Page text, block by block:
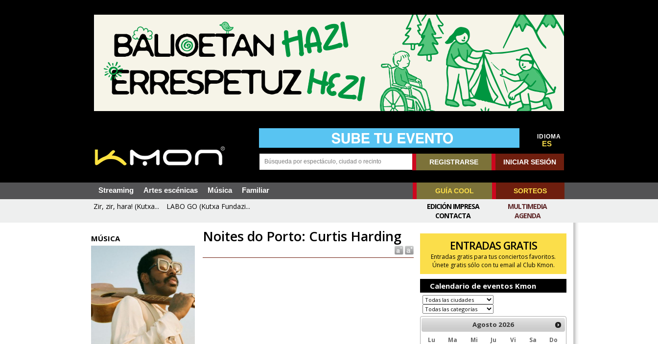
IDIOMA
ES
REGISTRARSE INICIAR SESIÓN
Streaming Artes escénicas Música Familiar GUÍA COOL SORTEOS
Zir, zir, hara! (Kutxa... LABO GO (Kutxa Fundazi...
MULTIMEDIA
AGENDA
EDICIÓN IMPRESA
CONTACTA
MÚSICA Noites do Porto: Curtis Harding
ENTRADAS GRATIS
Entradas gratis para tus conciertos favoritos.
Únete gratis sólo con tu email al Club Kmon.
Calendario de eventos Kmon
Agosto 2026
Lu Ma Mi Ju Vi Sa
Do